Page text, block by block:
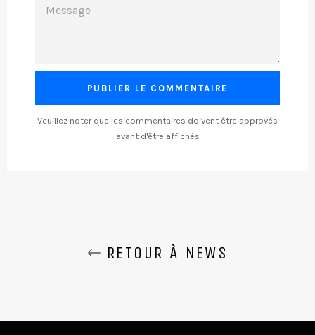
Veuillez noter que les commentaires doivent être approvés
avant d'être affichés
RETOUR À NEWS